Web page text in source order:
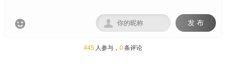
 发 布

445 人参与， 0条评论